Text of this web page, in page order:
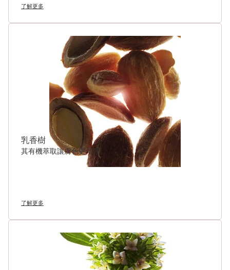
了解更多
乳香樹
其有機萃取讓膚色更勻淨。
了解更多